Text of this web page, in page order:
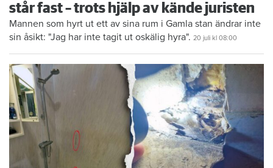
står fast – trots hjälp av kände juristen
Mannen som hyrt ut ett av sina rum i Gamla stan ändrar inte
sin åsikt: "Jag har inte tagit ut oskälig hyra". 20 juli kl 08:00